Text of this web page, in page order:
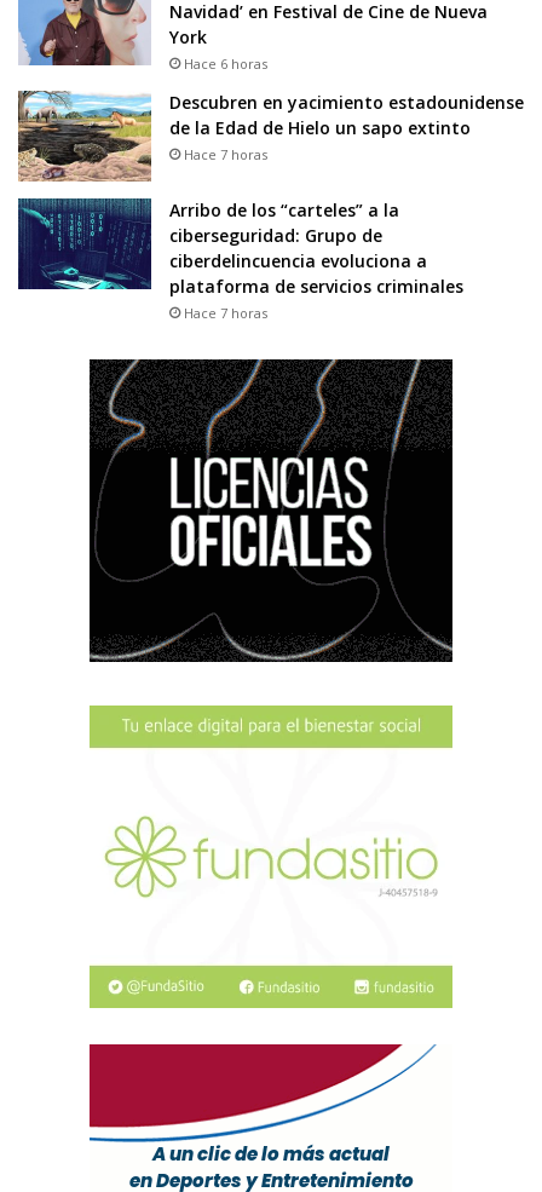
Navidad’ en Festival de Cine de Nueva
York
Hace 6 horas
Descubren en yacimiento estadounidense
de la Edad de Hielo un sapo extinto
Hace 7 horas
Arribo de los “carteles” a la
ciberseguridad: Grupo de
ciberdelincuencia evoluciona a
plataforma de servicios criminales
Hace 7 horas